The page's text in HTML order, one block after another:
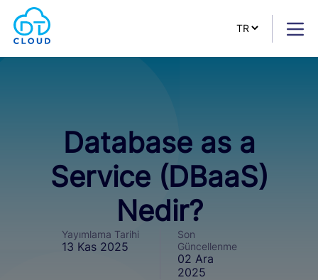
Database as a
Service (DBaaS)
Nedir?
Yayımlama Tarihi
13 Kas 2025
Son
Güncellenme
02 Ara
2025